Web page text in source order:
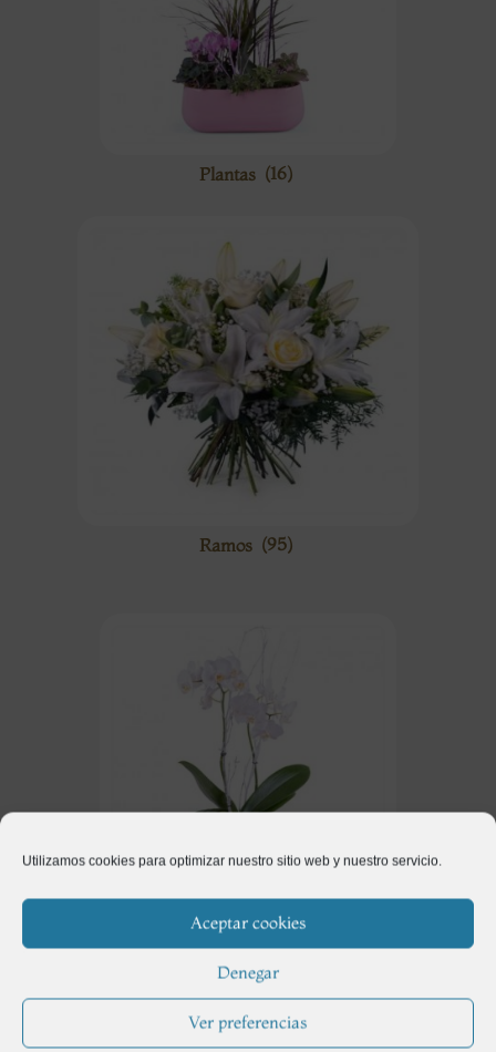
Utilizamos cookies para optimizar nuestro sitio web y nuestro servicio.
Aceptar cookies
Denegar
Ver preferencias
Plantas (16)
Ramos (95)
Regalos(115)